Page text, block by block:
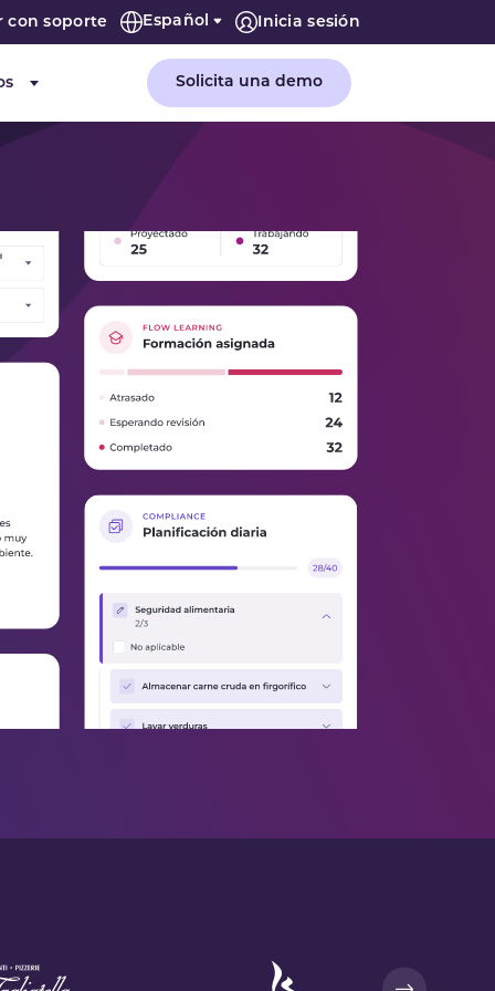
con soporte Español Inicia sesión
"Empresa"
Submenu for "Recursos"
Solicita una demo